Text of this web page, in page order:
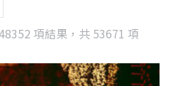
項結果，共 53671 項
latest